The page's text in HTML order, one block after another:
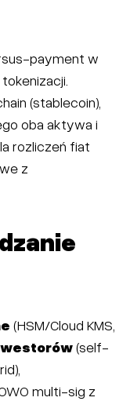
payment w
(stablecoin),
oba aktywa i
rozliczeń fiat
z
(HSM/Cloud KMS,
(self-
multi-sig z